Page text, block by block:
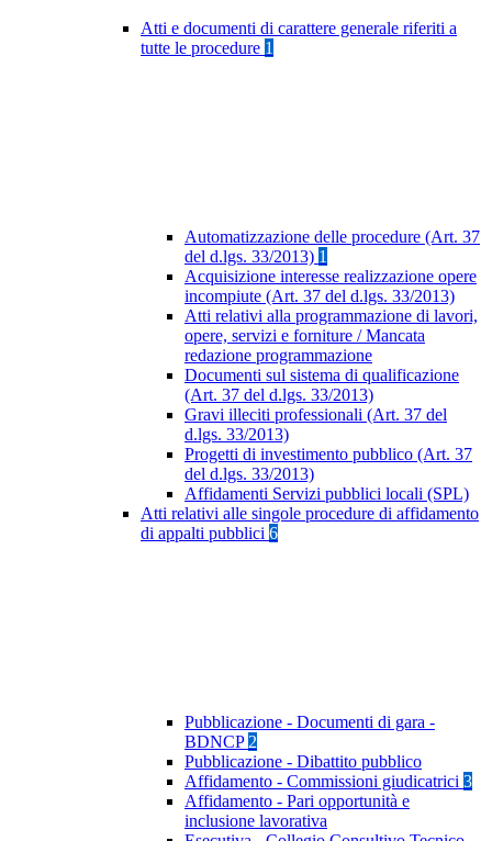
Atti e documenti di carattere generale riferiti a
tutte le procedure 1
Automatizzazione delle procedure (Art. 37
del d.lgs. 33/2013) 1
Acquisizione interesse realizzazione opere
incompiute (Art. 37 del d.lgs. 33/2013)
Atti relativi alla programmazione di lavori,
opere, servizi e forniture / Mancata
redazione programmazione
Documenti sul sistema di qualificazione
(Art. 37 del d.lgs. 33/2013)
Gravi illeciti professionali (Art. 37 del
d.lgs. 33/2013)
Progetti di investimento pubblico (Art. 37
del d.lgs. 33/2013)
Affidamenti Servizi pubblici locali (SPL)
Atti relativi alle singole procedure di affidamento
di appalti pubblici 6
Pubblicazione - Documenti di gara -
BDNCP 2
Pubblicazione - Dibattito pubblico
Affidamento - Commissioni giudicatrici 3
Affidamento - Pari opportunità e
inclusione lavorativa